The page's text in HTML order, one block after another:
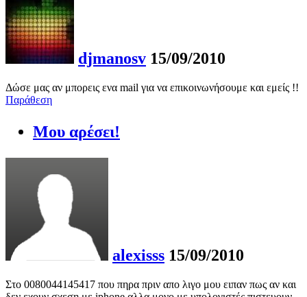
djmanosv 15/09/2010
Δώσε μας αν μπορεις ενα mail για να επικοινωνήσουμε και εμείς !!
Παράθεση
Μου αρέσει!
alexisss 15/09/2010
Στο 0080044145417 που πηρα πριν απο λιγο μου ειπαν πως αν και